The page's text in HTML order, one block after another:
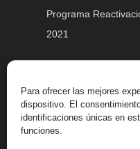
Para ofrecer las mejores
dispositivo. El
identificaciones únicas en
funciones.
Programa
2021